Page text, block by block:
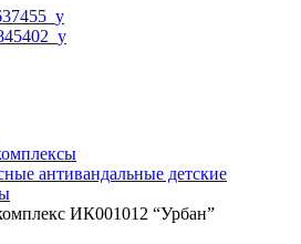
антивандальные детские
ИК001012 “Урбан”